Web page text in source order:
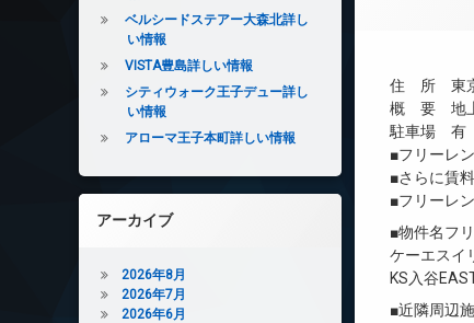
住 所 東京
概 要 地上
駐車場 有
■フリーレ
■さらに賃
■フリーレ
■物件名フ
ケーエスイ
KS入谷
■近隣周辺
ベルシードステアー大森北詳し
い情報
VISTA豊島詳しい情報
シティウォーク王子デュー詳し
い情報
アローマ王子本町詳しい情報
アーカイブ
2026年8月
2026年7月
2026年6月